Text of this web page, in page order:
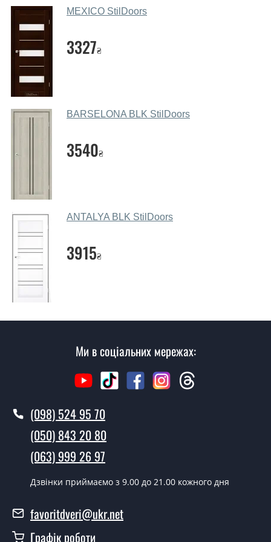
салоні-магазині.
Які основні особливості та переваги
ваших міжкімнатних дверей?
Каркас полотна міжкімнатних дверей виготовляється з
євробрусу (власного сушіння), що покривається МДФ
накладками товщиною 20 мм. Завдяки такій товщині
МДФ, вся конструкція виходить дуже міцною та
надійною.
Які дверні полотна порадите?
параметрів, бюджету та інших факторів. Підбір
дверних полотен проводиться індивідуально для
кожного відвідувача.
Так, робимо. Наші фахівці можуть зробити замір та
собою каталоги кольорів та візерунків. Після виміру та
консультації Ви можете оформити заявку, не
Ви робите установку дверних
Так робимо. Монтаж дверних полотен проводиться
згідно з чергою, у всі дні крім неділі.
Скільки коштує встановлення дверей
MEXICO BLK?
грн.
Можна на сьогодні викликати
MEXICO StilDoors
3327₴
BARSELONA BLK StilDoors
3540₴
ANTALYA BLK StilDoors
3915₴
Ми в соціальних мережах:
(098) 524 95 70
(050) 843 20 80
(063) 999 26 97
Дзвінки приймаємо з 9.00 до 21.00 кожного дня
favoritdveri@ukr.net
Графік роботи